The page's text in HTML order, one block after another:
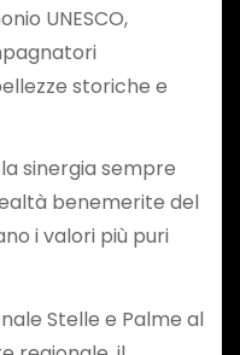
UNESCO,
storiche e
sinergia sempre
benemerite del
i valori più puri
Stelle e Palme al